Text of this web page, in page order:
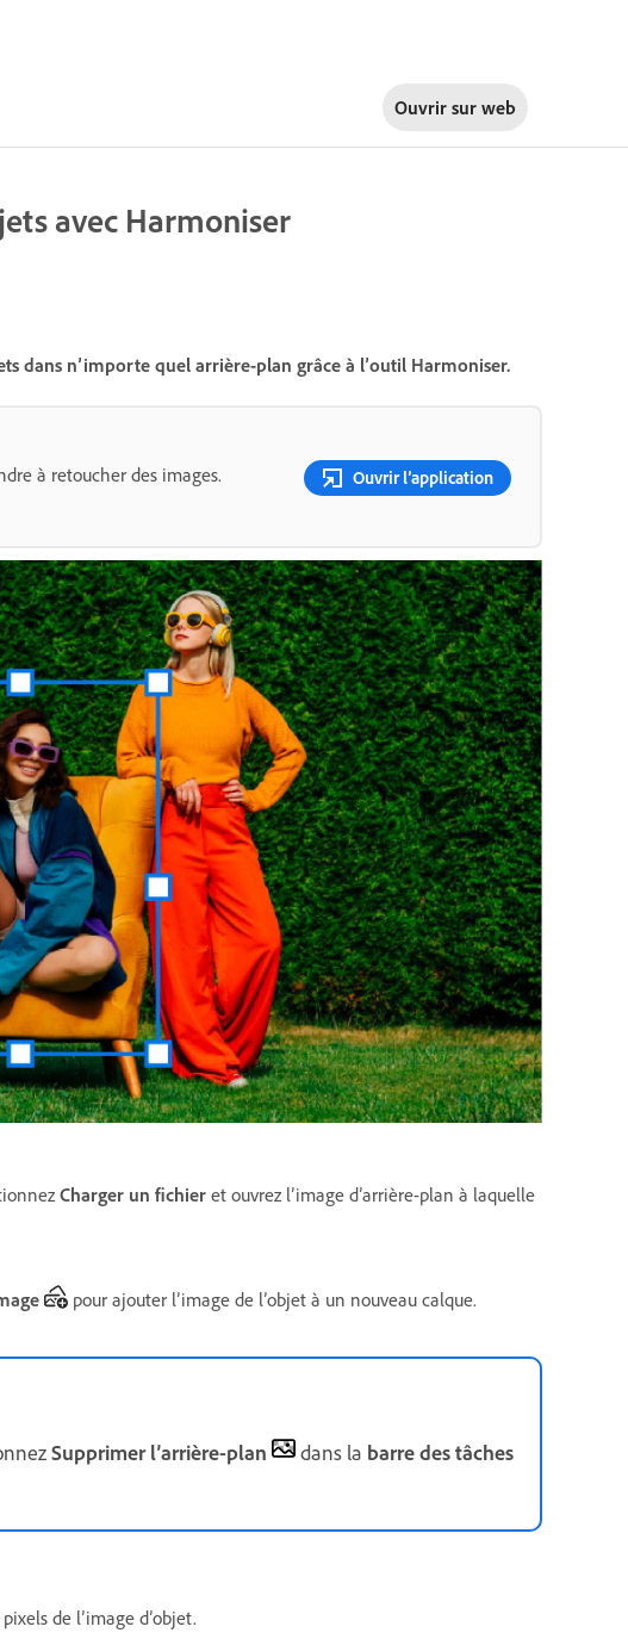
Ouvrir sur web
avec Harmoniser
dans n’importe quel arrière-plan grâce à l’outil Harmoniser.
à retoucher des images.
Ouvrir l’application
Charger un fichier et ouvrez l’image d’arrière-plan à laquelle
pour ajouter l’image de l’objet à un nouveau calque.
Supprimer l’arrière-plan dans la barre des tâches
de l’image d’objet.